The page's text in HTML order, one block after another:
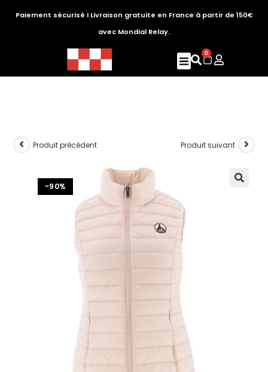
Paiement sécurisé I Livraison gratuite en France à partir de 150€
avec Mondial Relay.
0
-90%
Produit précédent Produit suivant